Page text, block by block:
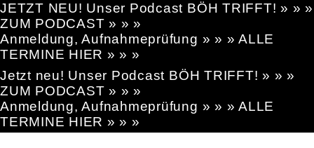
JETZT NEU! Unser Podcast BÖH TRIFFT! » » »
ZUM PODCAST » » »
Anmeldung, Aufnahmeprüfung » » » ALLE
TERMINE HIER » » »
Jetzt neu! Unser Podcast BÖH TRIFFT! » » »
ZUM PODCAST » » »
Anmeldung, Aufnahmeprüfung » » » ALLE
TERMINE HIER » » »